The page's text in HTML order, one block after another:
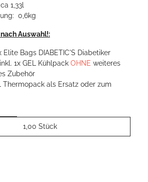
1,33l
0,6kg
Auswahl!:
Elite Bags DIABETIC'S Diabetiker
1x GEL Kühlpack OHNE weiteres
Zubehör
Thermopack als Ersatz oder zum
1,00 Stück